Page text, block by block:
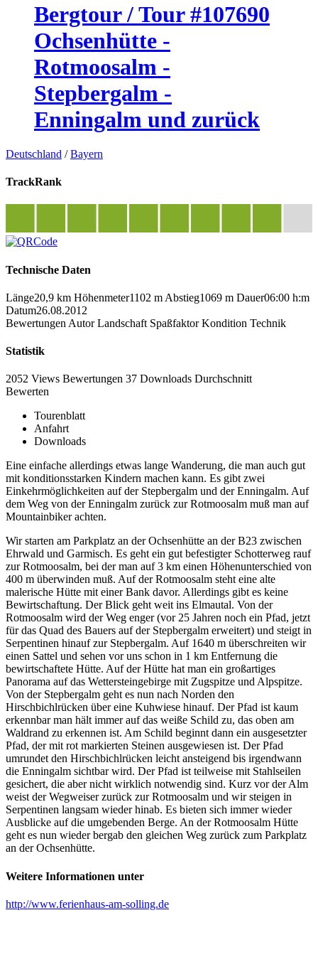
Bergtour / Tour #107690
Ochsenhütte -
Rotmoosalm -
Stepbergalm -
Enningalm und zurück
Deutschland /Bayern
TrackRank
Technische Daten
Länge20,9 km Höhenmeter1102 m Abstieg1069 m Dauer06:00 h:m
Datum26.08.2012
Bewertungen Autor Landschaft Spaßfaktor Kondition Technik
Statistik
2052 Views Bewertungen 37 Downloads Durchschnitt
Bewerten
Tourenblatt
Anfahrt
Downloads
Eine einfache allerdings etwas lange Wanderung, die man auch gut
mit konditionsstarken Kindern machen kann. Es gibt zwei
Einkehrmöglichkeiten auf der Stepbergalm und der Enningalm. Auf
dem Weg von der Enningalm zurück zur Rotmoosalm muß man auf
Mountainbiker achten.
Wir starten am Parkplatz an der Ochsenhütte an der B23 zwischen
Ehrwald und Garmisch. Es geht ein gut befestigter Schotterweg rauf
zur Rotmoosalm, bei der man auf 3 km einen Höhenunterschied von
400 m überwinden muß. Auf der Rotmoosalm steht eine alte
malerische Hütte mit einer Bank davor. Allerdings gibt es keine
Bewirtschaftung. Der Blick geht weit ins Elmautal. Von der
Rotmoosalm wird der Weg enger (vor 25 Jahren noch ein Pfad, jetzt
für das Quad des Bauers auf der Stepbergalm erweitert) und steigt in
Serpentinen hinauf zur Stepbergalm. Auf 1640 m überschreiten wir
einen Sattel und sehen vor uns schon in 1 km Entfernung die
bewirtschaftete Hütte. Auf der Hütte hat man ein großartiges
Panorama auf das Wettersteingebirge mit Zugspitze und Alpspitze.
Von der Stepbergalm geht es nun nach Norden den
Hirschbichlrücken über eine Kuhwiese hinauf. Der Pfad ist kaum
erkennbar man hält immer auf das weiße Schild zu, das oben am
Waldrand zu erkennen ist. Am Schild beginnt dann ein ausgesetzter
Pfad, der mit rot markierten Steinen ausgewiesen ist. Der Pfad
umrundet den Hirschbichlrücken leicht ansteigend bis irgendwann
die Enningalm sichtbar wird. Der Pfad ist teilweise mit Stahlseilen
gesichert, die aber nicht wirklich notwendig sind. Kurz vor der Alm
weist der Wegweiser zurück zur Rotmoosalm und wir steigen in
Serpentinen langsam wieder hinab. Es bieten sich immer wieder
Ausblicke auf die umgebenden Berge. An der Rotmoosalm Hütte
geht es nun wieder bergab den gleichen Weg zurück zum Parkplatz
an der Ochsenhütte.
Weitere Informationen unter
http://www.ferienhaus-am-solling.de